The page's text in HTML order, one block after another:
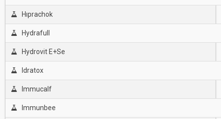
Hıprachok
Hydrafull
Hydrovit E+Se
Idratox
Immucalf
Immunbee